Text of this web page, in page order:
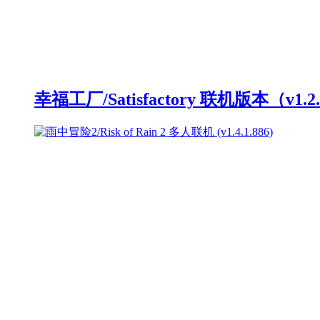
幸福工厂/Satisfactory 联机版本（